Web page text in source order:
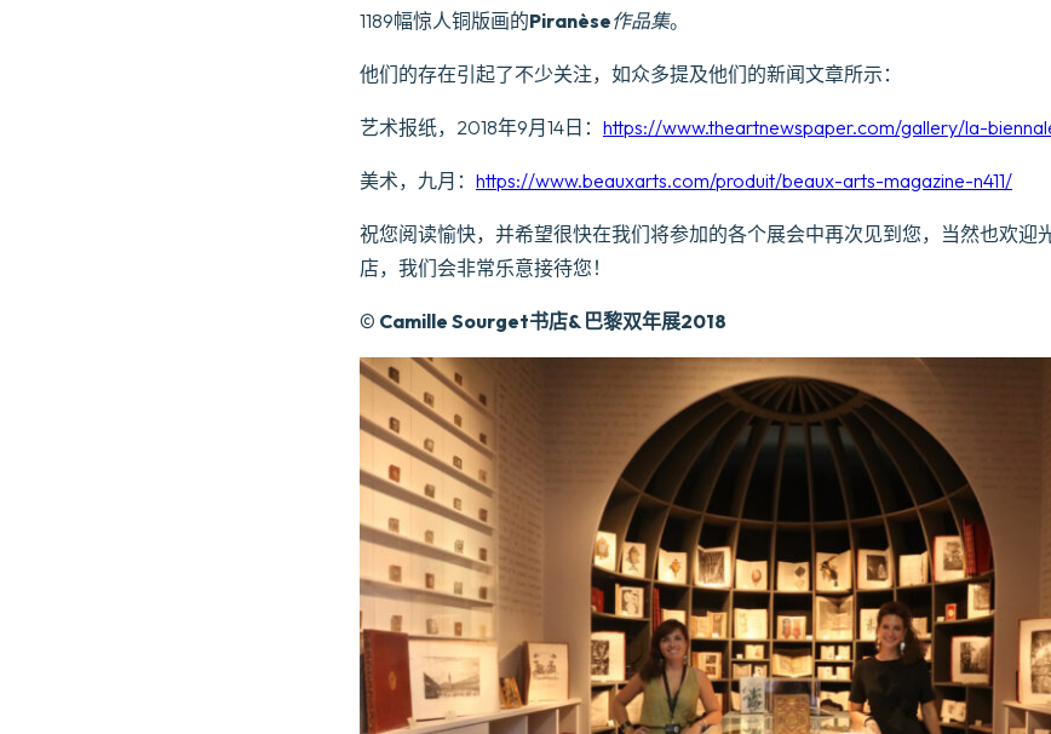
1189幅惊人铜版画的Piranèse作品集。
他们的存在引起了不少关注，如众多提及他们的新闻文章所示：
艺术报纸，2018年9月14日： https://www.theartnewspaper.com/gallery/la-
美术，九月： https://www.beauxarts.com/produit/beaux-arts-magazine-n411/
祝您阅读愉快，并希望很快在我们将参加的各个展会中再次见到您，当然也欢迎
店，我们会非常乐意接待您！
© Camille Sourget书店& 巴黎双年展2018